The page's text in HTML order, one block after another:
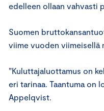
edelleen ollaan vahvasti
Suomen
viime vuoden viimeisellä
”Kuluttajaluottamus on
eri tarinaa. Taantuma on
Appelqvist.